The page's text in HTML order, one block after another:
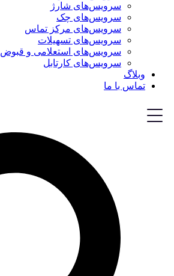
سرویس‌های شارژ
سرویس‌های چک
سرویس‌های مرکز تماس
سرویس‌های تسهیلات
سرویس‌های استعلامی و قبوض
سرویس‌های کارتابل
وبلاگ
تماس با ما